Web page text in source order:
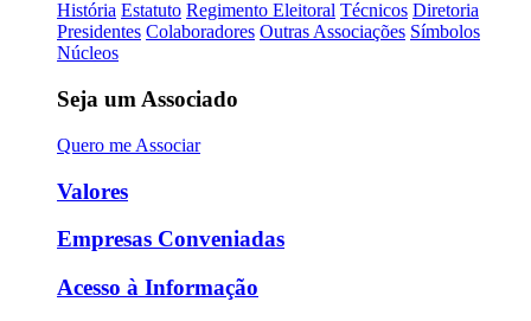
História Estatuto Regimento Eleitoral Técnicos Diretoria
Presidentes Colaboradores Outras Associações Símbolos
Núcleos
Seja um Associado
Quero me Associar
Valores
Empresas Conveniadas
Acesso à Informação